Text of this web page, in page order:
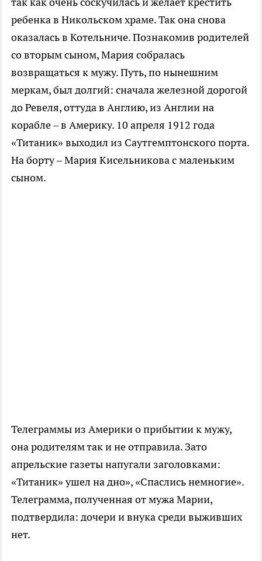
ребенка в Никольском храме. Так она снова
оказалась в Котельниче. Познакомив родителей
со вторым сыном, Мария собралась
возвращаться к мужу. Путь, по нынешним
меркам, был долгий: сначала железной дорогой
до Ревеля, оттуда в Англию, из Англии на
корабле – в Америку. 10 апреля 1912 года
«Титаник» выходил из Саутгемптонского порта.
На борту – Мария Кисельникова с маленьким
сыном.
Телеграммы из Америки о прибытии к мужу,
она родителям так и не отправила. Зато
апрельские газеты напугали заголовками:
«Титаник» ушел на дно», «Спаслись немногие».
Телеграмма, полученная от мужа Марии,
подтвердила: дочери и внука среди выживших
нет.